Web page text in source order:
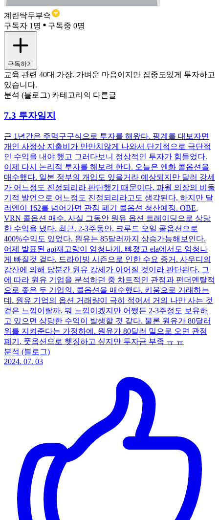
계란탁두부쇽
구독자 1명
구독중 0명
구독하기
교육 관련 40대 가장. 가벼운 마음이지만 집중도있게 투자하고
있습니다.
분석 (블로그) 카테고리의 다른글
7.3 투자일지
근 1년간은 주먹구구식으로 투자를 해왔다. 핑계를 대보자면
개인 사정상 지출비가 만만치않게 나와서 단기적으로 극단적
인 수익을 내야 했고 그러다보니 정상적인 투자가 힘들었다.
이제 다시 논리적 투자를 해보려 한다. 오늘은 엔화 콜옵션을
매수했다. 일본 정부의 개입도 있을거라 예상되지만 달러 강세
가 어느정도 진정되리라 판단했기 때문이다. 파월 의장의 비둘
기적 발언으로 어느정도 진정되리라고도 생각된다, 하지만 달
러엔이 162를 넘어가면 관점 폐기 콜옵션 청산예정. OBE,
VRN 콜옵션 매수. 사실 그동안 원유 옵션 트레이딩으로 상당
한 수익을 냈다. 최근. 2-3주동안. 크루드 오일 콜옵션으로
400%수익도 있었다. 원유는 85달러까지 상승가능해보인다.
어제 발표된 api재고량이 엄청나게. 뺘졌고 ela에서도 엄청나
게 빠질것 겉다. 드라이빙 시즌으로 인한 수요 증거. 사우디의
감산에 의해 당분간 원유 강세가 이어질 것이라 판단된다. 그
에 따라 원유 기업을 분석하던 중 차트적인 관점과 펀더멘탈적
으로 좋은 두 기업의. 콜옵션을 매수했다. 키움으로 거래하는
데. 원유 기업의 옵션 거래량이 극히 적어서 거의 나만 사는 것
겉은 느낌이랄까. 뭐 느낌이겠지만 어쨌든 2-3주정도 보유하
고 있으면 상당한 수익이 발생할 것 같다. 물론 원유가 80달러
위를 지켜준다는 가정하에. 원유가 80달러 밑으로 오면 관점
폐기. 풋옵션으로 헷징하고 싶지만 투자금 부족 ㅠ ㅠ
분석 (블로그)
2024. 07. 03